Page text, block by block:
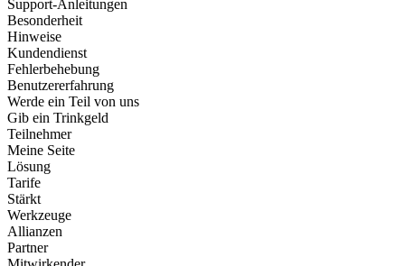
Support-Anleitungen
Besonderheit
Hinweise
Kundendienst
Fehlerbehebung
Benutzererfahrung
Werde ein Teil von uns
Gib ein Trinkgeld
Teilnehmer
Meine Seite
Lösung
Tarife
Stärkt
Werkzeuge
Allianzen
Partner